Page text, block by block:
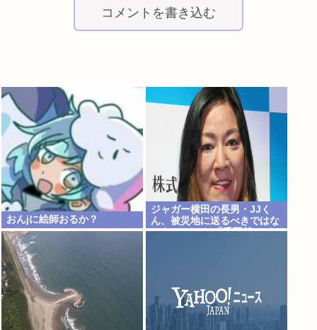
コメントを書き込む
おんjに絵師おるか？
ジャガー横田の長男・JJく
ん、被災地に送るべきではな
いものとは？ 「千羽鶴… め